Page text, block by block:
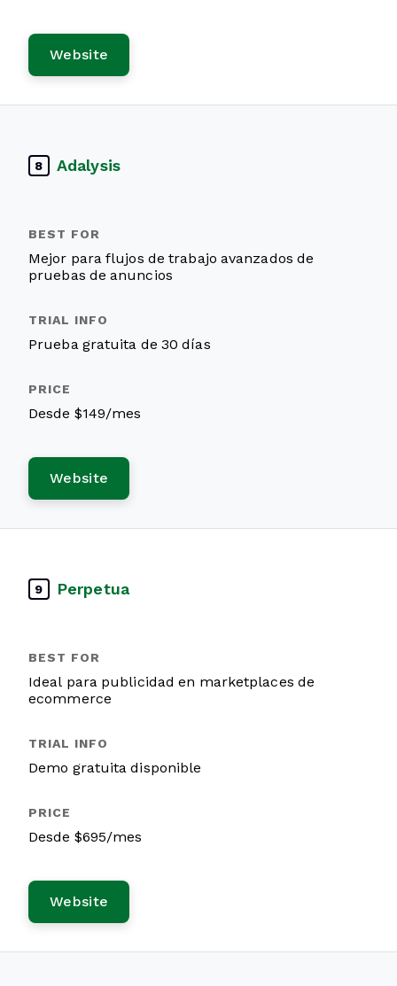
Website
8 Adalysis
Mejor para flujos de trabajo avanzados de
pruebas de anuncios
Prueba gratuita de 30 días
Desde $149/mes
Website
9 Perpetua
Ideal para publicidad en marketplaces de
ecommerce
Demo gratuita disponible
Desde $695/mes
Website